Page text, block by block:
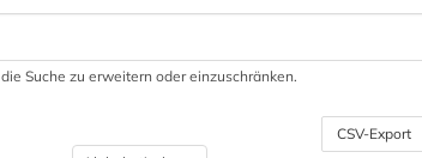
Suche zu erweitern oder einzuschränken.
CSV-Export